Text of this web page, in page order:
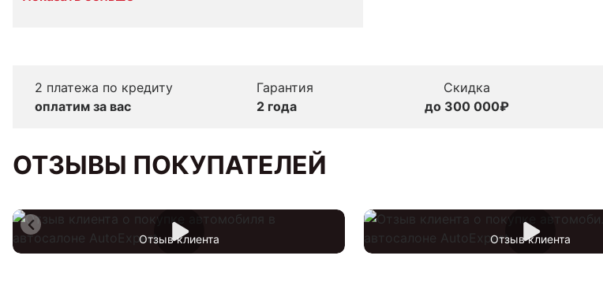
2 платежа по кредиту
оплатим за вас
Гарантия
2 года
Скидка
до 300 000₽
ОТЗЫВЫ ПОКУПАТЕЛЕЙ
Отзыв клиента Отзыв клиента